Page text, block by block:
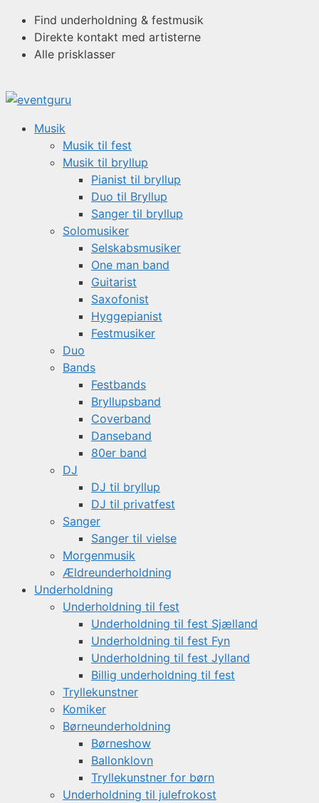
Hop
indhold
Find underholdning & festmusik
Direkte kontakt med artisterne
Alle prisklasser
Musik
Musik til fest
Musik til bryllup
Pianist til bryllup
Duo til Bryllup
Sanger til bryllup
Solomusiker
Selskabsmusiker
One man band
Guitarist
Saxofonist
Hyggepianist
Festmusiker
Duo
Bands
Festbands
Bryllupsband
Coverband
Danseband
80er band
DJ
DJ til bryllup
DJ til privatfest
Sanger
Sanger til vielse
Morgenmusik
Ældreunderholdning
Underholdning
Underholdning til fest
Underholdning til fest Sjælland
Underholdning til fest Fyn
Underholdning til fest Jylland
Billig underholdning til fest
Tryllekunstner
Komiker
Børneunderholdning
Børneshow
Ballonklovn
Tryllekunstner for børn
Underholdning til julefrokost